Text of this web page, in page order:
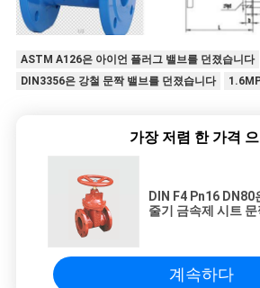
ASTM A126은 아이언 플러그 밸브를 던졌습니다
DIN3356은 강철 문짝 밸브를 던졌습니다
가장 저렴 한 가격
DIN F4 Pn16
줄기 금속제 시트 문
계속하다